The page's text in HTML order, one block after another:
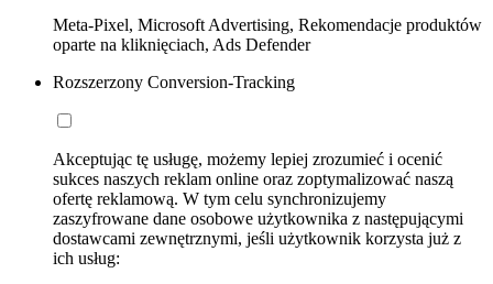
Meta-Pixel, Microsoft Advertising, Rekomendacje produktów
oparte na kliknięciach, Ads Defender
Rozszerzony Conversion-Tracking
Akceptując tę usługę, możemy lepiej zrozumieć i ocenić
sukces naszych reklam online oraz zoptymalizować naszą
ofertę reklamową. W tym celu synchronizujemy
zaszyfrowane dane osobowe użytkownika z następującymi
dostawcami zewnętrznymi, jeśli użytkownik korzysta już z
ich usług: